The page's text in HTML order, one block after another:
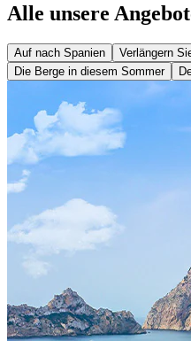
Alle unsere
Auf nach Spanien
Verlängern
Die Berge in diesem Sommer